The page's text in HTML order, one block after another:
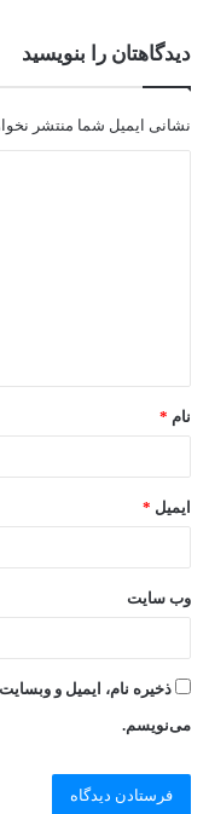
دیدگاهتان را بنویسید
نشانی ایمیل شما منتشر
نام *
ایمیل *
وب‌ سایت
ذخیره نام، ایمیل و
می‌نویسم.